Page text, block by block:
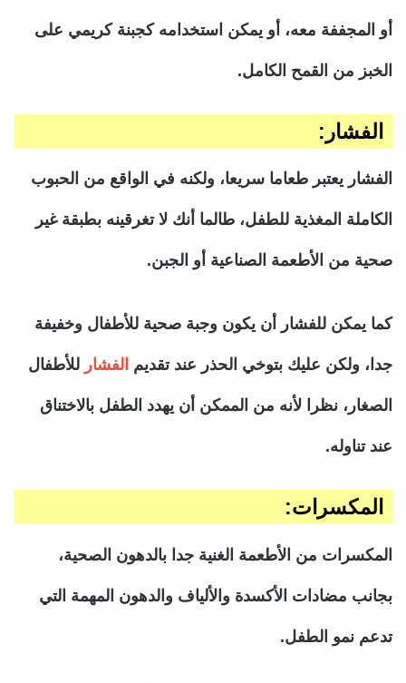
أو المجففة معه، أو يمكن استخدامه كجبنة كريمي على
الخبز من القمح الكامل.
الفشار:
الفشار يعتبر طعاما سريعا، ولكنه في الواقع من الحبوب
الكاملة المغذية للطفل، طالما أنك لا تغرقينه بطبقة غير
صحية من الأطعمة الصناعية أو الجبن.
كما يمكن للفشار أن يكون وجبة صحية للأطفال وخفيفة
جدا، ولكن عليك بتوخي الحذر عند تقديم الفشار للأطفال
الصغار، نظرا لأنه من الممكن أن يهدد الطفل بالاختناق
عند تناوله.
المكسرات:
المكسرات من الأطعمة الغنية جدا بالدهون الصحية،
بجانب مضادات الأكسدة والألياف والدهون المهمة التي
تدعم نمو الطفل.